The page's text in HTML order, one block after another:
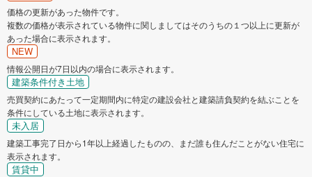
価格の更新があった物件です。
複数の価格が表示されている物件に関しましてはそのうちの１つ以上に更新が
あった場合に表示されます。
NEW
情報公開日が7日以内の場合に表示されます。
建築条件付き土地
売買契約にあたって一定期間内に特定の建設会社と建築請負契約を結ぶことを
条件にしている土地に表示されます。
未入居
建築工事完了日から1年以上経過したものの、まだ誰も住んだことがない住宅に
表示されます。
賃貸中